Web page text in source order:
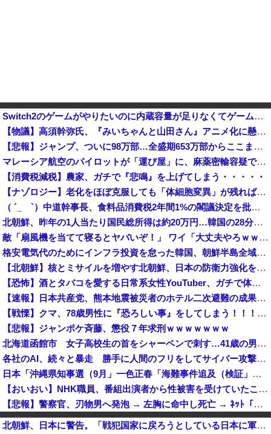
Switch2のゲームがやりたいのに内蔵容量が足りなくてゲームができない
【物議】高須幹弥氏、『みいちゃんと山田さん』アニメ化に懸念「グッズ化といった商業的なお祭り騒ぎは控えるべき」
【悲報】ジャンプ、ついに98万部…全盛期653万部からここまで落ちる他
マレーシア航空のパイロットが「運び屋」に、麻薬密輸容疑で拘束…最高刑は死刑！
【消費税減税】農家、ガチで『悲鳴』を上げてしまう・・・・・
【ナゾロジー】老化をほぼ克服しても「体細胞変異」が残ればヒトの寿命は156年、数理モデルで推定
（ ´_ゝ`）中道幹事長、食料品消費税2年間1%の閣議決定を批判 → 記者「中道改革連合は食料品消費税ゼロを公約に掲げていたが？」→ 階猛氏「
北朝鮮、昨年の1人当たり国民総所得は約20万円…韓国の28分の1！
敵「扇風機を当てて寝るとヤバいぞ！」 ワイ「大丈夫やろｗｗｗ」扇風機ポチー
格安電気代のためにインフラ投資を怠った韓国、朝鮮半島全域を猛暑が直撃してしまった結果……
【北朝鮮】核とミサイルを増やす北朝鮮、日本の防衛力強化を見て突然「平和」を語り始める
【恐怖】酒とタバコを愛する日常系女性YouTuber、ガチで体が終わる・・・
【速報】日本共産党、熊本地震被災者のホテル二次避難の成果はウチだとアレオレ詐欺をはじめる
【戦慄】クマ、78歳男性に『恐ろしい事』をしてしまう！！！！！！！
【悲報】ジャンポケ斉藤、懲役７年求刑ｗｗｗｗｗｗｗ
北海道函館市 女子高校生の首をシャーペンで刺す…41歳の男を現行犯逮捕 面識なし [8/5]
各社のAI、続々と暴走 勝手に人間のフリをしてサイバー攻撃を仕掛ける事件が相次ぐ
日本「沖縄県知事選（9月」一色正春「海難事件追及（検証」八重山日報「抗議団体が危険航行（生徒乗せ制限区域侵入」第三者委員会「抗議団体の構成組織は...
【おいおい】NHK職員、番組出演者から性被害を受けていたことが発覚「PTSDと診断されるも、復職時に異動希望かなわず」
【悲報】警察官、刃物男へ発泡 → 左胸に命中し死亡 → ﾈｯﾄ「手足を狙え」「過剰防衛だ」と批判の声…
【速報】日本製メモリに世界中から注文殺到！！！ １兆５０００億円で工場増築へ
北朝鮮、日本に警告。「戦犯国家に戻ろうとしている日本に軍事的選択肢を検討」